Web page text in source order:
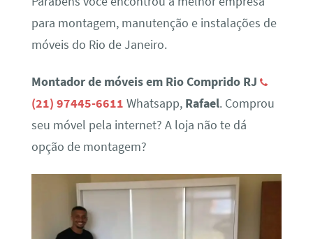
para montagem, manutenção e instalações de
móveis do Rio de Janeiro.
Montador de móveis em Rio Comprido RJ
(21) 97445-6611 Whatsapp, Rafael. Comprou
seu móvel pela internet? A loja não te dá
opção de montagem?